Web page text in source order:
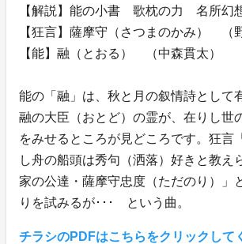
【解説】能の小書 歌枕の力 名所幻
【狂言】薩摩守（さつまのかみ） （
【能】融（とおる） （中森貫太）
能の「融」は、秋と月の叙情詩として
融の大臣（おとど）の霊が、在りし世
をみせるところが見どころです。狂言
し舟の船頭は秀句（洒落）好きと教え
家の公達・薩摩守忠度（ただのり）」
りを試みるが･･･ という曲。
チラシのPDFはこちらをクリックして